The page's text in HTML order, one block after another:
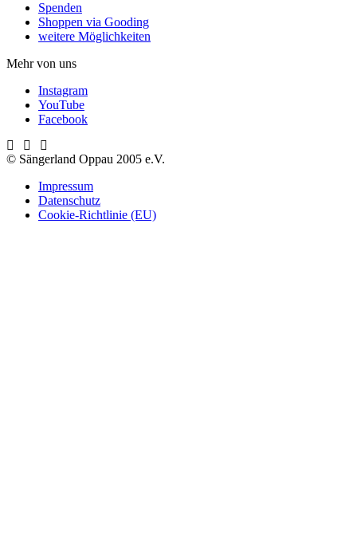
Spenden
Shoppen via Gooding
weitere Möglichkeiten
Mehr von uns
Instagram
YouTube
Facebook
© Sängerland Oppau 2005 e.V.
Impressum
Datenschutz
Cookie-Richtlinie (EU)